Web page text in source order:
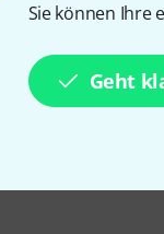
Sie können Ihre
Geht